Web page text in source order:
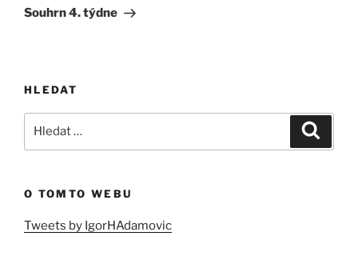
příspěvek
Souhrn 4. týdne
HLEDAT
O TOMTO WEBU
Tweets by IgorHAdamovic